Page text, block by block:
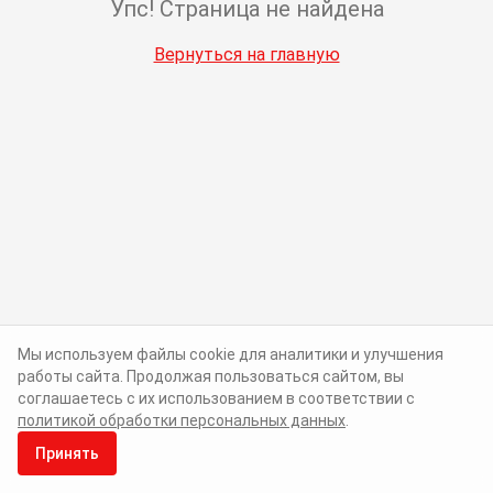
Упс! Страница не найдена
Вернуться на главную
Мы используем файлы cookie для аналитики и улучшения
работы сайта. Продолжая пользоваться сайтом, вы
соглашаетесь с их использованием в соответствии с
политикой обработки персональных данных
Принять